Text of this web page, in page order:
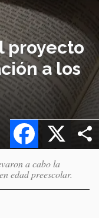
proyecto
a los
X
Facebook
a cabo la
edad preescolar.